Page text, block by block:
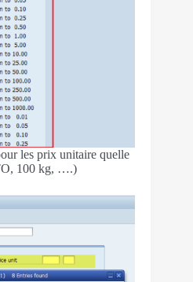
les prix unitaire quelle
100 kg, ….)